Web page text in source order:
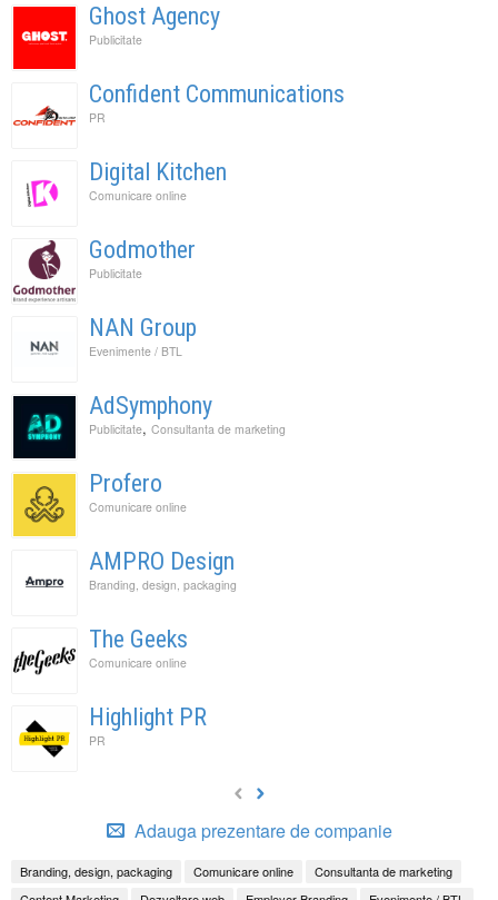
Ghost Agency
Publicitate
Confident Communications
PR
Digital Kitchen
Comunicare online
Godmother
Publicitate
NAN Group
Evenimente / BTL
AdSymphony
Publicitate, Consultanta de marketing
Profero
Comunicare online
AMPRO Design
Branding, design, packaging
The Geeks
Comunicare online
Highlight PR
PR
Adauga prezentare de companie
Branding, design, packaging Comunicare online
Consultanta de marketing